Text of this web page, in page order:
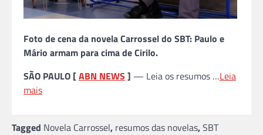
Foto de cena da novela Carrossel do SBT: Paulo e
Mário armam para cima de Cirilo.
SÃO PAULO [ABN NEWS ] — Leia os resumos …Leia
mais
Tagged Novela Carrossel, resumos das novelas,SBT